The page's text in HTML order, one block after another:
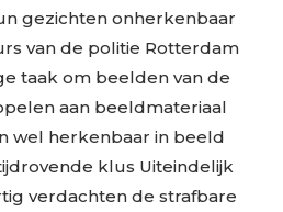
gezichten onherkenbaar
van de politie Rotterdam
taak om beelden van de
aan beeldmateriaal
wel herkenbaar in beeld
klus Uiteindelijk
verdachten de strafbare